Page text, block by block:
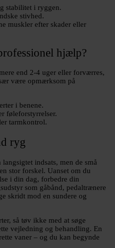
stabilitet i ryggen.
stivhed.
muskler efter skader eller
hjælp?
end 2-4 uger eller forværres,
være opmærksom på
i benene.
føleforstyrrelser.
tarmkontrol.
ryg
indsats, men de små
stor forskel. Uanset om du
i din dag, forbedre din
som gåbånd, pedaltrænere
skridt mod en sundere og
så tøv ikke med at søge
vejledning og behandling. En
vaner – og du kan begynde